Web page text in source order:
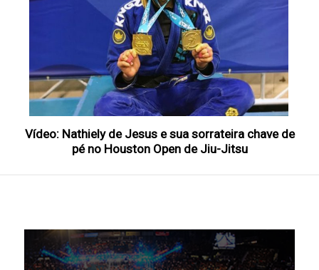
Vídeo: Nathiely de Jesus e sua sorrateira chave de
pé no Houston Open de Jiu-Jitsu